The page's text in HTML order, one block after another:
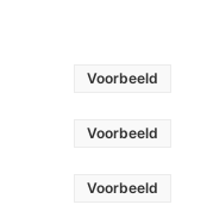
Voorbeeld
Voorbeeld
Voorbeeld